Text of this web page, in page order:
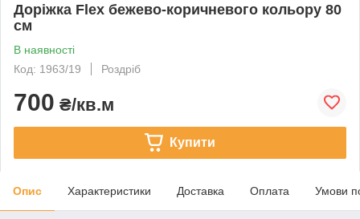
Доріжка Flex бежево-коричневого кольору 80
см
В наявності
Код: 1963/19
Роздріб
700 ₴/кв.м
Купити
Опис Характеристики Доставка Оплата Умови